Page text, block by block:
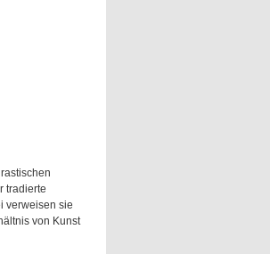
tradierte
verweisen sie
von Kunst